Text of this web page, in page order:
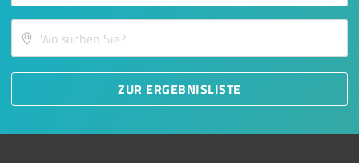
ZUR ERGEBNISLISTE